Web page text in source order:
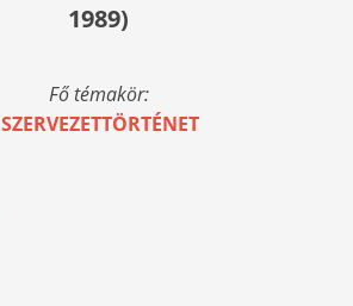
1989)
Fő témakör:
SZERVEZETTÖRTÉNET